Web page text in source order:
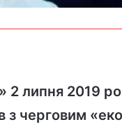
2 липня 2019
з черговим